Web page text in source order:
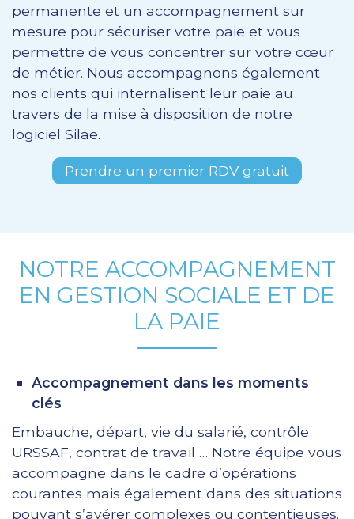
permanente et un accompagnement sur
mesure pour sécuriser votre paie et vous
permettre de vous concentrer sur votre cœur
de métier. Nous accompagnons également
nos clients qui internalisent leur paie au
travers de la mise à disposition de notre
logiciel Silae.
Prendre un premier RDV gratuit
NOTRE ACCOMPAGNEMENT
EN GESTION SOCIALE ET DE
LA PAIE
Accompagnement dans les moments
clés
Embauche, départ, vie du salarié, contrôle
URSSAF, contrat de travail … Notre équipe vous
accompagne dans le cadre d’opérations
courantes mais également dans des situations
pouvant s’avérer complexes ou contentieuses.